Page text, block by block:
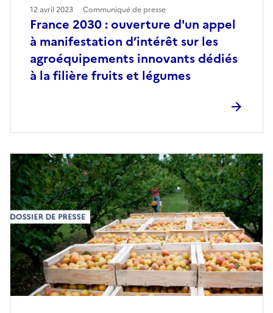
France 2030 : ouverture d'un appel
à manifestation d’intérêt sur les
agroéquipements innovants dédiés
à la filière fruits et légumes
12 avril 2023 Communiqué de presse